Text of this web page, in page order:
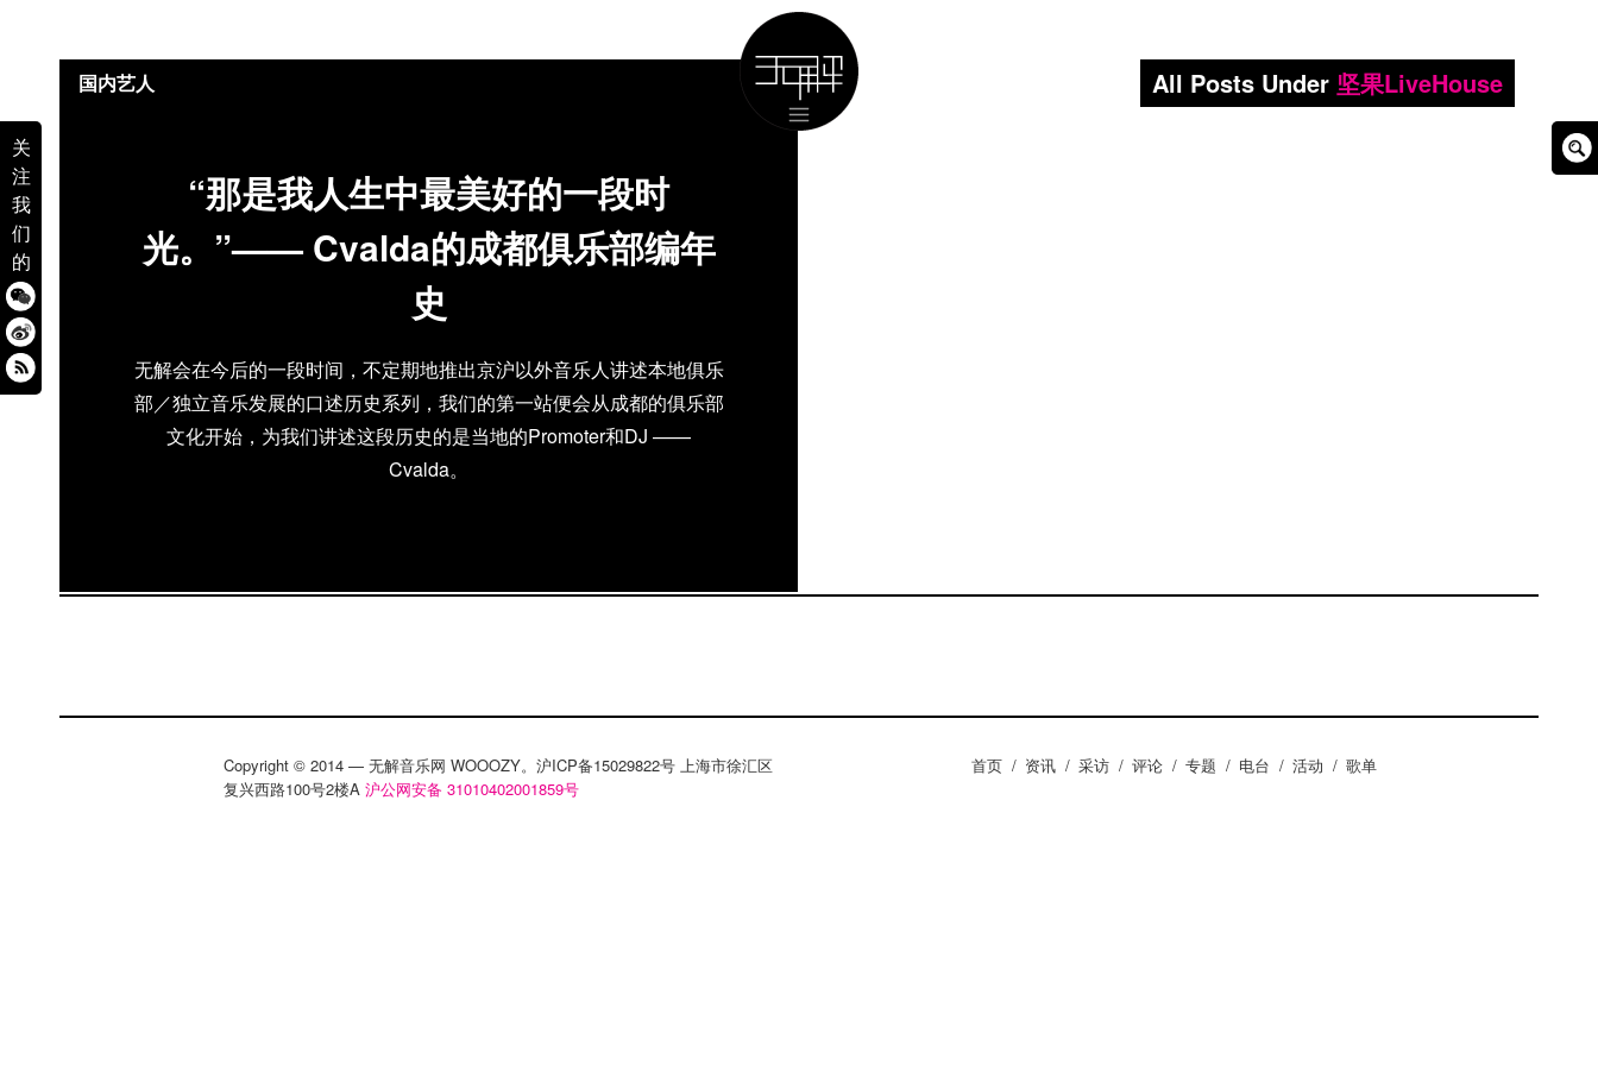
关
注
我
们
的
All Posts Under 坚果LiveHouse
“那是我人生中最美好的一段时
光。”—— Cvalda的成都俱乐部编年
史
无解会在今后的一段时间，不定期地推出京沪以外音乐人讲述本地俱乐
部／独立音乐发展的口述历史系列，我们的第一站便会从成都的俱乐部
文化开始，为我们讲述这段历史的是当地的Promoter和DJ ——
Cvalda。
国内艺人
Copyright © 2014 — 无解音乐网 WOOOZY。沪ICP备15029822号 上海市徐汇区
复兴西路100号2楼A 沪公网安备 31010402001859号
首页 / 资讯 / 采访 / 评论 / 专题 / 电台 / 活动 / 歌单